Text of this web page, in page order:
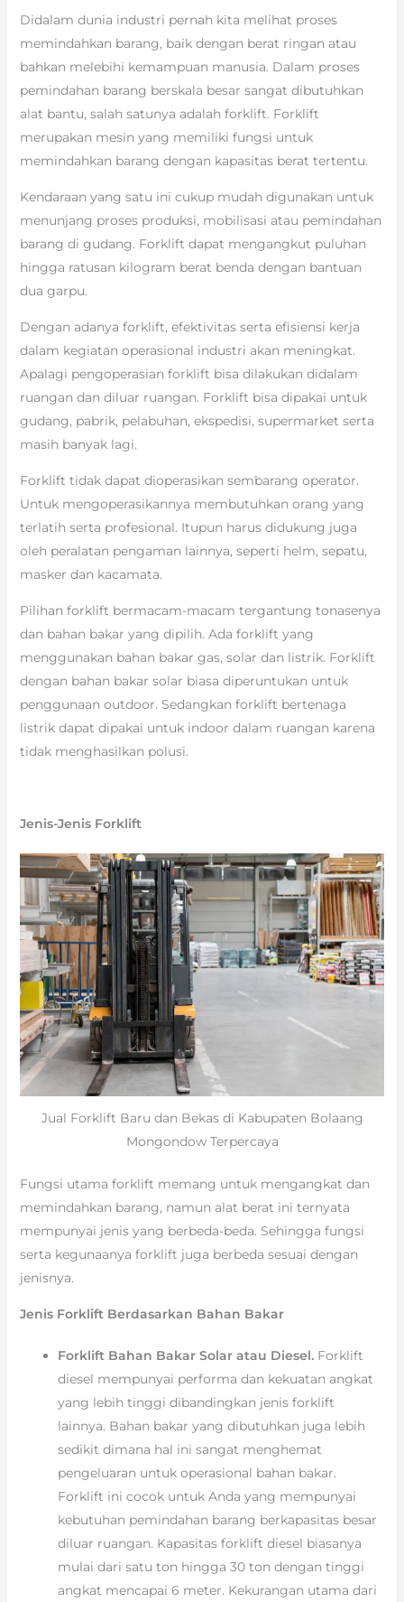
Didalam dunia industri pernah kita melihat proses
memindahkan barang, baik dengan berat ringan atau
bahkan melebihi kemampuan manusia. Dalam proses
pemindahan barang berskala besar sangat dibutuhkan
alat bantu, salah satunya adalah forklift. Forklift
merupakan mesin yang memiliki fungsi untuk
memindahkan barang dengan kapasitas berat tertentu.
Kendaraan yang satu ini cukup mudah digunakan untuk
menunjang proses produksi, mobilisasi atau pemindahan
barang di gudang. Forklift dapat mengangkut puluhan
hingga ratusan kilogram berat benda dengan bantuan
dua garpu.
Dengan adanya forklift, efektivitas serta efisiensi kerja
dalam kegiatan operasional industri akan meningkat.
Apalagi pengoperasian forklift bisa dilakukan didalam
ruangan dan diluar ruangan. Forklift bisa dipakai untuk
gudang, pabrik, pelabuhan, ekspedisi, supermarket serta
masih banyak lagi.
Forklift tidak dapat dioperasikan sembarang operator.
Untuk mengoperasikannya membutuhkan orang yang
terlatih serta profesional. Itupun harus didukung juga
oleh peralatan pengaman lainnya, seperti helm, sepatu,
masker dan kacamata.
Pilihan forklift bermacam-macam tergantung tonasenya
dan bahan bakar yang dipilih. Ada forklift yang
menggunakan bahan bakar gas, solar dan listrik. Forklift
dengan bahan bakar solar biasa diperuntukan untuk
penggunaan outdoor. Sedangkan forklift bertenaga
listrik dapat dipakai untuk indoor dalam ruangan karena
tidak menghasilkan polusi.
Jenis-Jenis Forklift
Jual Forklift Baru dan Bekas di Kabupaten Bolaang
Mongondow Terpercaya
Fungsi utama forklift memang untuk mengangkat dan
memindahkan barang, namun alat berat ini ternyata
mempunyai jenis yang berbeda-beda. Sehingga fungsi
serta kegunaanya forklift juga berbeda sesuai dengan
jenisnya.
Jenis Forklift Berdasarkan Bahan Bakar
Forklift Bahan Bakar Solar atau Diesel. Forklift
diesel mempunyai performa dan kekuatan angkat
yang lebih tinggi dibandingkan jenis forklift
lainnya. Bahan bakar yang dibutuhkan juga lebih
sedikit dimana hal ini sangat menghemat
pengeluaran untuk operasional bahan bakar.
Forklift ini cocok untuk Anda yang mempunyai
kebutuhan pemindahan barang berkapasitas besar
diluar ruangan. Kapasitas forklift diesel biasanya
mulai dari satu ton hingga 30 ton dengan tinggi
angkat mencapai 6 meter. Kekurangan utama dari